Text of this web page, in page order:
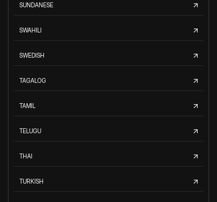
SUNDANESE
SWAHILI
SWEDISH
TAGALOG
TAMIL
TELUGU
THAI
TURKISH